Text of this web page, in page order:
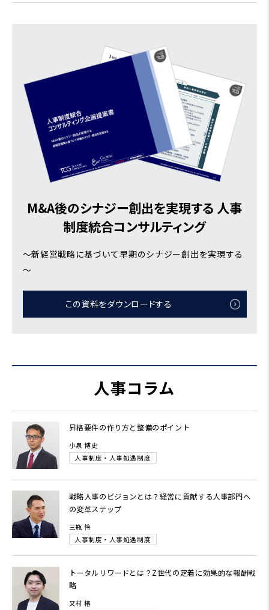
M&A後のシナジー創出を実現する 人事
制度統合コンサルティング
～新経営戦略に基づいて早期のシナジー創出を実現する
～
この資料をダウンロードする
人事コラム
昇格要件の作り方と整備のポイント
小泉 博史
人事制度・人事処遇制度
戦略人事のビジョンとは？経営に貢献する人事部門へ
の変革ステップ
三瓶 怜
人事制度・人事処遇制度
トータルリワードとは？Z世代の定着に効果的な報酬戦
略
又村 椿